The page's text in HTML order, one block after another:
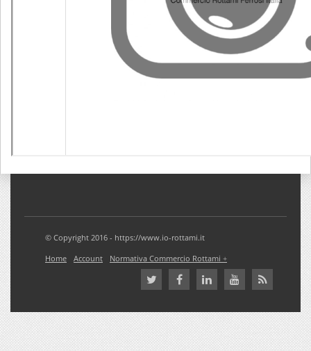
© Copyright 2016 - https://www.io-rottami.it
Home
Account Normativa Commercio Rottami